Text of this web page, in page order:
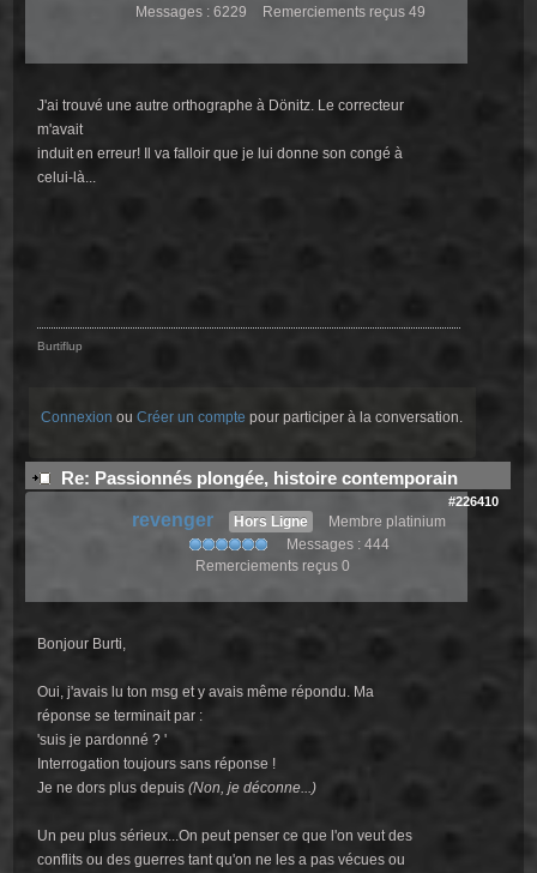
Messages : 6229
Remerciements reçus 49
J'ai trouvé une autre orthographe à Dönitz. Le correcteur
m'avait
induit en erreur! Il va falloir que je lui donne son congé à
celui-là...
Burtiflup
Connexion ouCréer un compte pour participer à la conversation.
Re: Passionnés plongée, histoire contemporain
#226410
revenger Hors Ligne
Membre platinium
Messages : 444
Remerciements reçus 0
Bonjour Burti,
Oui, j'avais lu ton msg et y avais même répondu. Ma
réponse se terminait par :
'suis je pardonné ? '
Interrogation toujours sans réponse !
Je ne dors plus depuis(Non, je déconne...)
Un peu plus sérieux...On peut penser ce que l'on veut des
conflits ou des guerres tant qu'on ne les a pas vécues ou